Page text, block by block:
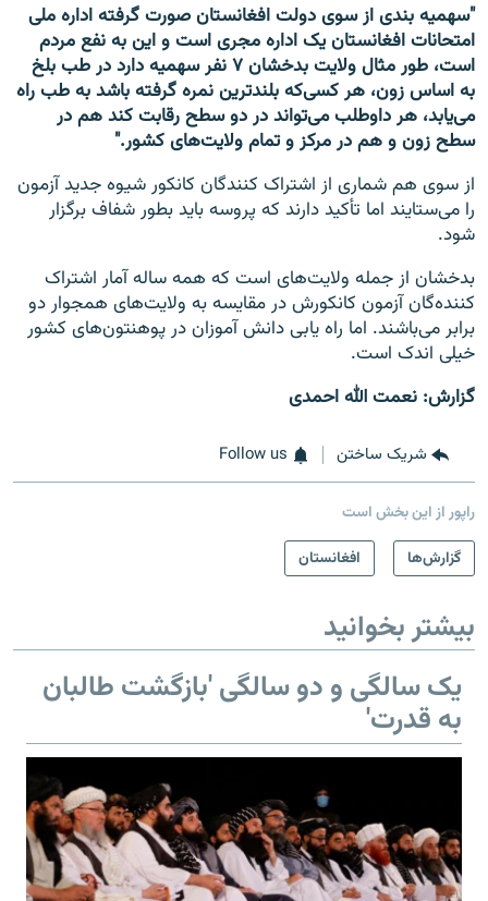
"سهمیه بندی از سوی دولت افغانستان صورت گرفته اداره ملی
امتحانات افغانستان یک اداره مجری است و این به نفع مردم
است، طور مثال ولایت بدخشان ۷ نفر سهمیه دارد در طب بلخ
به اساس زون، هر کسی‌که بلندترین نمره گرفته باشد به طب راه
می‌یابد، هر داوطلب می‌تواند در دو سطح رقابت کند هم در
سطح زون و هم در مرکز و تمام ولایت‌های کشور."
از سوی هم شماری از اشتراک کنندگان کانکور شیوه جدید آزمون
را می‌ستایند اما تأکید دارند که پروسه باید بطور شفاف برگزار
شود.
بدخشان از جمله ولایت‌های است که همه ساله آمار اشتراک
کننده‌گان آزمون کانکورش در مقایسه به ولایت‌های همجوار دو
برابر می‌باشند. اما راه یابی دانش آموزان در پوهنتون‌های کشور
خیلی اندک است.
گزارش: نعمت الله احمدی
شریک ساختن Follow us
راپور از این بخش است
گزارش‌ها
افغانستان
بیشتر بخوانید
یک سالگی و دو سالگی 'بازگشت طالبان
به قدرت'